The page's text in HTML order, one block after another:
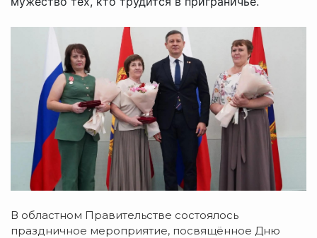
В областном Правительстве состоялось
праздничное мероприятие, посвящённое Дню